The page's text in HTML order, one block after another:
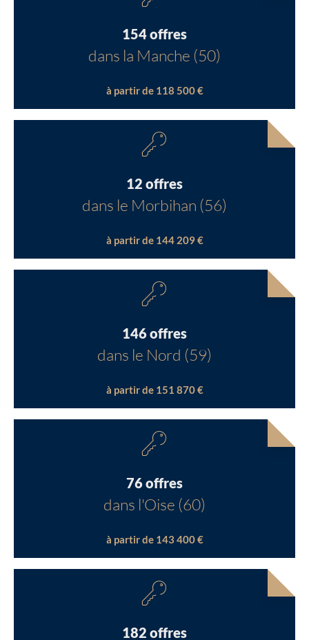
154 offres
dans la Manche (50)
à partir de 118 500 €
12 offres
dans le Morbihan (56)
à partir de 144 209 €
146 offres
dans le Nord (59)
à partir de 151 870 €
76 offres
dans l'Oise (60)
à partir de 143 400 €
182 offres